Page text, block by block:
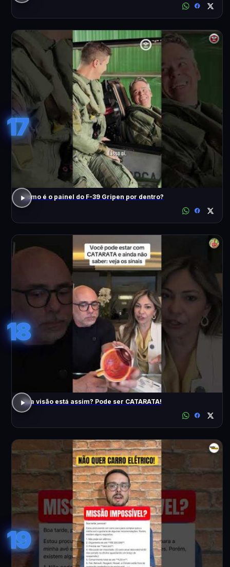
17
Como é o painel do F-39 Gripen por dentro?
18
Sua visão está assim? Pode ser CATARATA!
19